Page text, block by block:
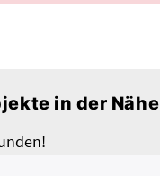
in der Nähe